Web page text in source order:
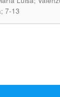
7-13